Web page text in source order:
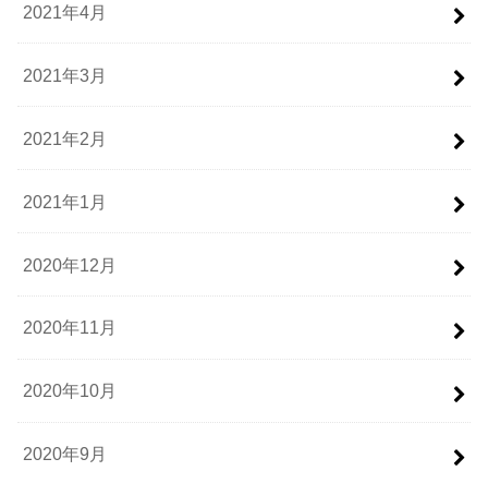
2021年4月
2021年3月
2021年2月
2021年1月
2020年12月
2020年11月
2020年10月
2020年9月